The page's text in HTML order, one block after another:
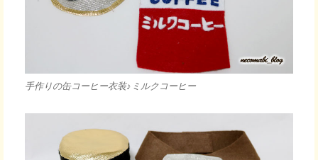
手作りの缶コーヒー衣装♪ミルクコーヒー